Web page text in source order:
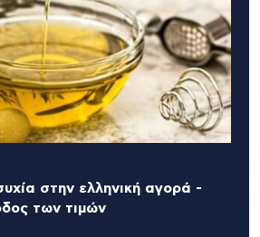
στην ελληνική αγορά -
των τιμών